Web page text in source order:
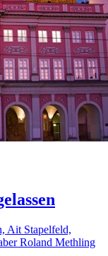
Ait Stapelfeld,
Roland Methling